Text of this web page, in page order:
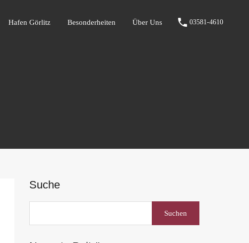
Hafen Görlitz Besonderheiten Über Uns 03581-4610
Hafen Görlitz Besonderheiten Über Uns 03581-4610
Suche
nach: